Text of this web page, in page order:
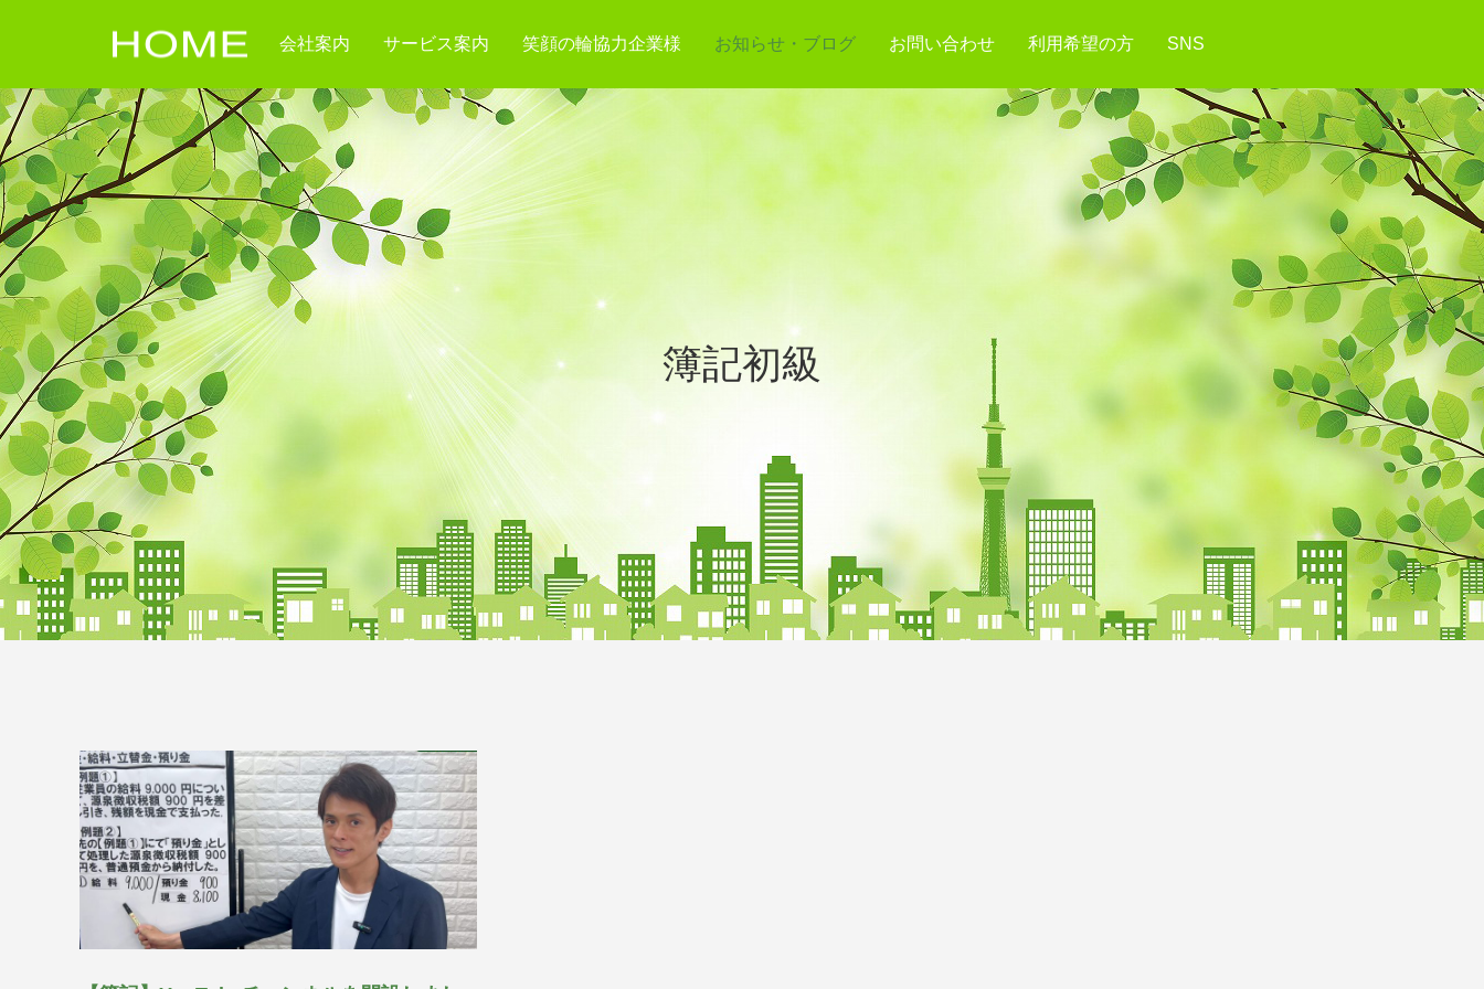
会社案内 サービス案内 笑顔の輪協力企業様 お知らせ・ブログ お問い合わせ 利用希望の方 SNS
簿記初級